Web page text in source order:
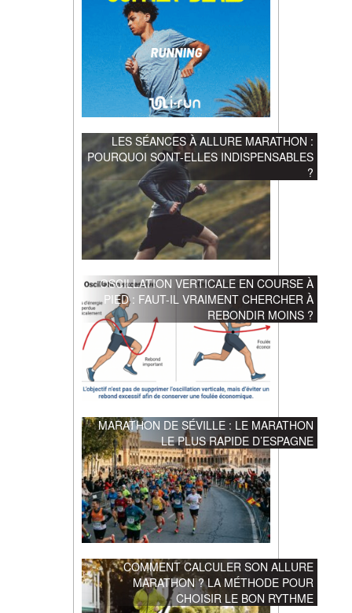
LES SÉANCES À ALLURE MARATHON :
POURQUOI SONT-ELLES INDISPENSABLES
?
OSCILLATION VERTICALE EN COURSE À
PIED : FAUT-IL VRAIMENT CHERCHER À
REBONDIR MOINS ?
MARATHON DE SÉVILLE : LE MARATHON
LE PLUS RAPIDE D’ESPAGNE
COMMENT CALCULER SON ALLURE
MARATHON ? LA MÉTHODE POUR
CHOISIR LE BON RYTHME